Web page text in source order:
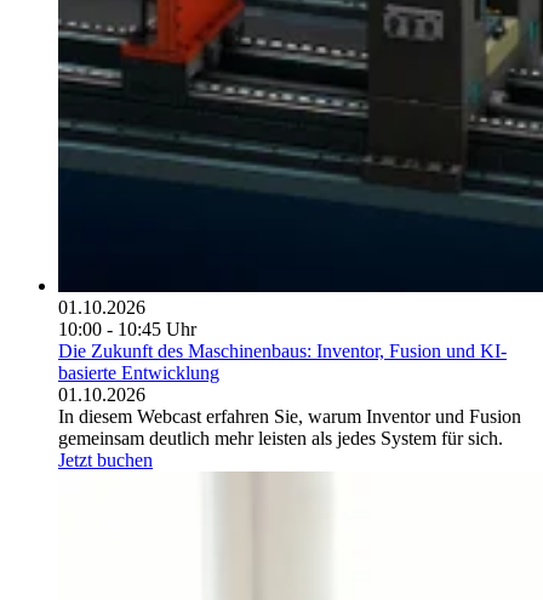
01.10.2026
10:00 - 10:45 Uhr
Die Zukunft des Maschinenbaus: Inventor, Fusion und KI-
basierte Entwicklung
01.10.2026
In diesem Webcast erfahren Sie, warum Inventor und Fusion
gemeinsam deutlich mehr leisten als jedes System für sich.
Jetzt buchen